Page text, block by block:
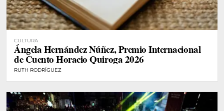
CULTURA
Ángela Hernández Núñez, Premio Internacional
de Cuento Horacio Quiroga 2026
RUTH RODRÍGUEZ